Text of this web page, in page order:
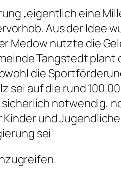
„eigentlich eine
Aus der Idee
Medow nutzte die
Tangstedt plant
die
sei auf die rund
notwendig,
und
sei